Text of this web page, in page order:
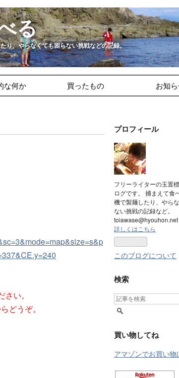
る
り、やらなくても困らない挑戦などの記録。
な何か 買ったもの お知
い。
どうぞ。
プロフィール
フリーライターの玉置
ログです。 捕まえて食
機で製麺したり、やら
ない挑戦の記録など。
toiawase@hyouhon.net
詳しくはこちら
このブログについて
検索
買い物してね
アマゾンでお買い物